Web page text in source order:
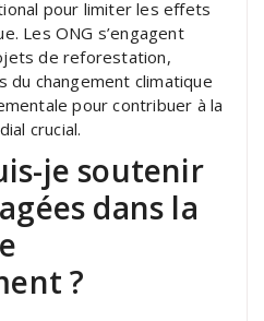
pour limiter les effets
Les ONG s’engagent
de reforestation,
du changement climatique
pour contribuer à la
crucial.
je soutenir
dans la
?